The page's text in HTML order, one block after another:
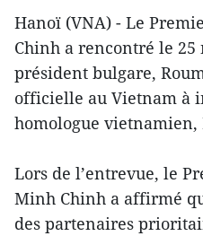
Hanoï (VNA) - Le
Chinh a rencontré le
président bulgare,
officielle au Vietnam à
homologue vietnamien,
Lors de l’entrevue, le
Minh Chinh a affirmé
des partenaires